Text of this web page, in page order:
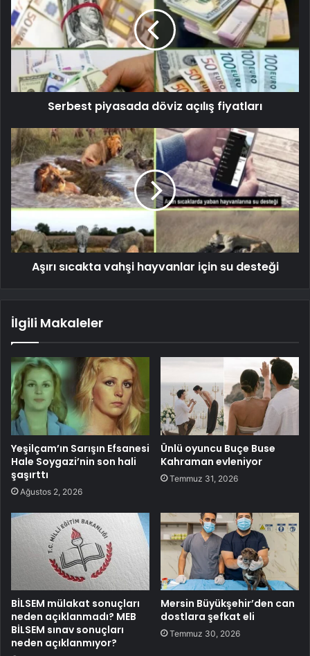
Serbest piyasada döviz açılış fiyatları
Aşırı sıcakta vahşi hayvanlar için su desteği
İlgili Makaleler
Yeşilçam’ın Sarışın Efsanesi
Hale Soygazi’nin son hali
şaşırttı
Ağustos 2, 2026
Ünlü oyuncu Buçe Buse
Kahraman evleniyor
Temmuz 31, 2026
BİLSEM mülakat sonuçları
neden açıklanmadı? MEB
BİLSEM sınav sonuçları
neden açıklanmıyor?
Mersin Büyükşehir’den can
dostlara şefkat eli
Temmuz 30, 2026